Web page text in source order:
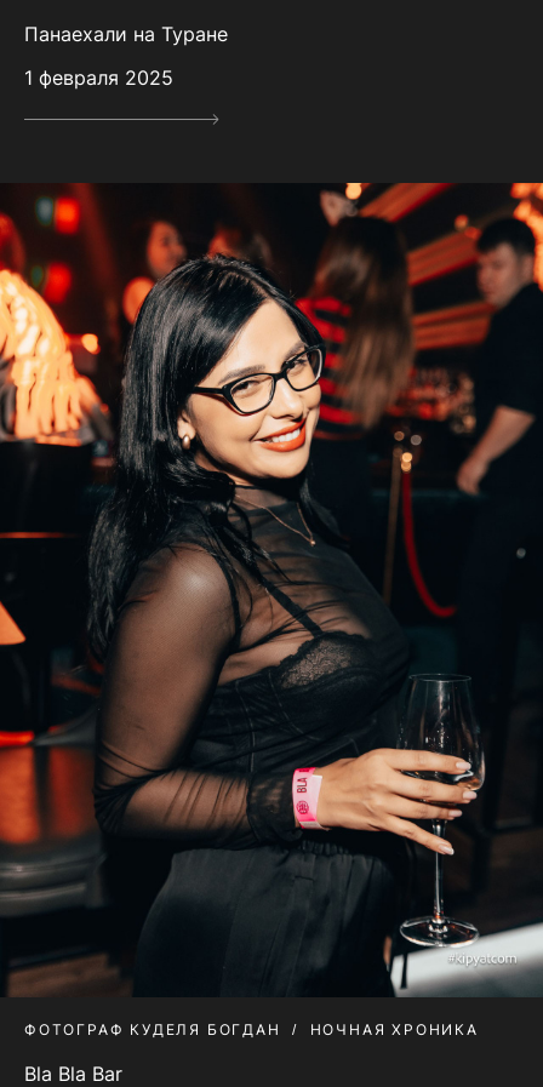
Панаехали на Туране
1 февраля 2025
ФОТОГРАФ КУДЕЛЯ БОГДАН НОЧНАЯ ХРОНИКА
Bla Bla Bar